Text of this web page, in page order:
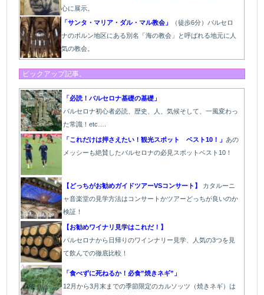
心に展示。
「サンタ・マリア・ダル・マル教会」
（徒歩6分）バルセロ
ナのボルン地区にある別名「海の教会」と呼ばれる地元に人
気の教会。
ピックアップ記事。
「必読！バルセロナ基礎の基礎」
バルセロナ初心者必読、歴史、人、気候そして、一風変わっ
た常識！etc….
「これだけは押さえたい！観光スポット ベスト10！」あの
メッシーも絶賛したバルセロナの必見スポットベスト10！
【どっちがお勧めガイドツアーVSコンサート】 カタルーニ
ャ音楽堂の見学方法はコンサートかツアーどっちが良いのか
検証！
【お勧めワイナリ見学はこれだ！】
バルセロナから日帰りのワインナリー見学、人気の3つを見
て飲んでの徹底比較！
「食べずに死ねるか！必食”焼きネギ”」
12月から3月末までの季節限定のカルソッツ（焼きネギ）は